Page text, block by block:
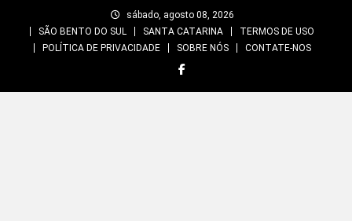
sábado, agosto 08, 2026
SÃO BENTO DO SUL
SANTA CATARINA
TERMOS DE USO
POLÍTICA DE PRIVACIDADE
SOBRE NÓS CONTATE-NOS